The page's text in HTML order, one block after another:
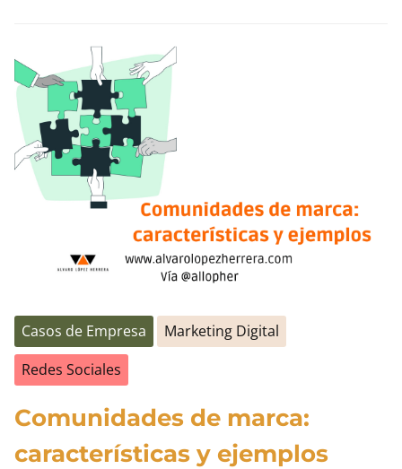
el
las
entrada
Casos de Empresa
Marketing Digital
Redes Sociales
Comunidades de marca:
características y ejemplos